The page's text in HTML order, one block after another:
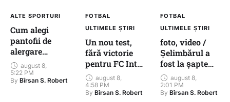
promovare
ALTE SPORTURI
Cum alegi
pantofii de
alergare
potriviți: ghid
simplu pentru
începători
august 8
5:22 PM
By Bîrsan S. Robert
FOTBAL
ULTIMELE ȘTIRI
Un nou test,
fără victorie
pentru FC Inter
Sibiu. Progrese
în jocul echipei
august 8
4:58 PM
By Bîrsan S. Robert
FOTBAL
ULTIMELE ȘTIRI
foto, video /
Șelimbărul a
fost la șapte
minute de
victorie! Poli
Timișoara a
august 8
2:01 PM
By Bîrsan S. Robert